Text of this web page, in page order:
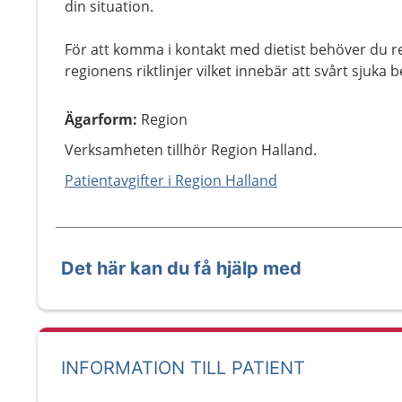
din situation.
För att komma i kontakt med dietist behöver du
regionens riktlinjer vilket innebär att svårt sjuka
Ägarform: Region
Verksamheten tillhör Region Halland.
Patientavgifter i Region Halland
Det här kan du få hjälp med
INFORMATION TILL PATIENT